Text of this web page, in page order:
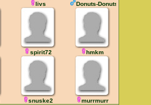
livs Donuts-Donuts
spirit72 hmkm
snuske2 murrmurr